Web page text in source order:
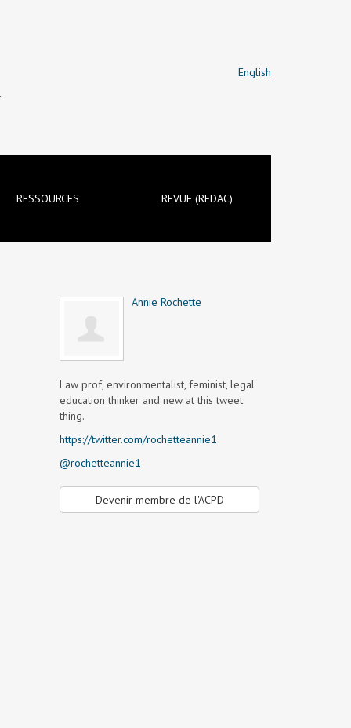
English
RESSOURCES REVUE (REDAC)
Annie Rochette
Law prof, environmentalist, feminist, legal
education thinker and new at this tweet
thing.
https://twitter.com/rochetteannie1
@rochetteannie1
Devenir membre de l'ACPD